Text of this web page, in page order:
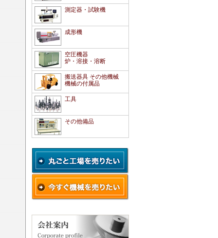
測定器・試験機
成形機
空圧機器
炉・溶接・溶断
搬送器具 その他機械
機械の付属品
工具
その他備品